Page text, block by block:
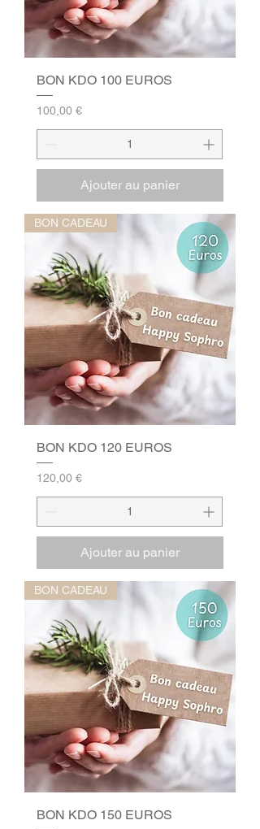
BON KDO 100 EUROS
Prix
100,00 €
Ajouter au panier
BON CADEAU
BON KDO 120 EUROS
Prix
120,00 €
Ajouter au panier
BON CADEAU
BON KDO 150 EUROS